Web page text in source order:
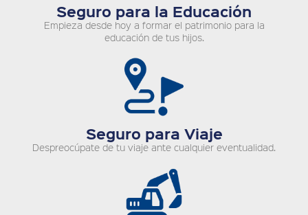
Seguro para la Educación
Empieza desde hoy a formar el patrimonio para la
educación de tus hijos.
Seguro para Viaje
Despreocúpate de tu viaje ante cualquier eventualidad.